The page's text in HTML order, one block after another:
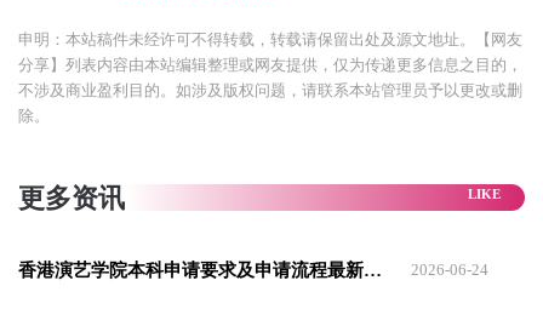
● 学费
全日制2年（101,000港币/年）非全日制3-4年（67,400港币/年）
申明：本站稿件未经许可不得转载，转载请保留出处及源文地址。【网友
分享】列表内容由本站编辑整理或网友提供，仅为传递更多信息之目的，
不涉及商业盈利目的。如涉及版权问题，请联系本站管理员予以更改或删
除。
更多资讯
香港演艺学院本科申请要求及申请流程最新全解析 2026-06-24